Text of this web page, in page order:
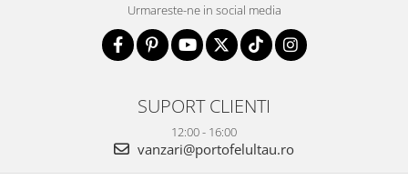
Urmareste-ne in social media
SUPORT CLIENTI
12:00 - 16:00
vanzari@portofelultau.ro